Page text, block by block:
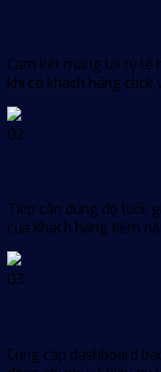
Cam kết mang lại tỷ lệ
khi có khách hàng click
02
Tiếp cận đúng độ tuổi,
của khách hàng tiềm
03
Cung cấp dashboard